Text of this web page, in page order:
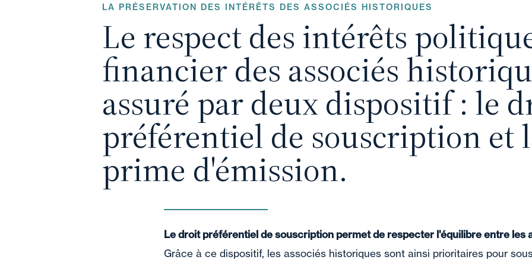
tendant à réaliser une augmentation
(société par actions)
L'apporteur ne peut pas prendre part au
Droit d'enregistrement (sauf
Incidences fiscales de l'apport (plus-
Réduction de l'endettement de la
LA PRÉSERVATION DES INTÉRÊTS DES ASSOCIÉS HISTORIQUES
Le respect des intérêts
financier des associés
assuré par deux dispositif : le
préférentiel de souscription et
prime d'émission.
Le droit préférentiel de souscription permet de respecter l'équilibre entre les
Grâce à ce dispositif, les associés historiques sont ainsi prioritaires pour